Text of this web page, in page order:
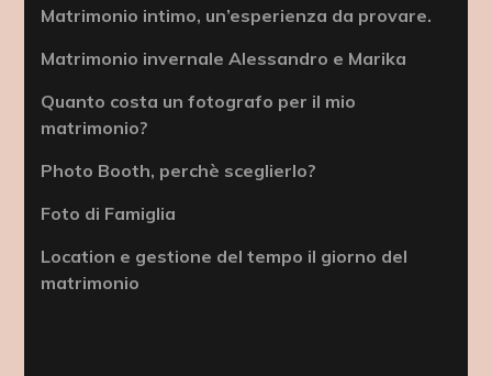
Matrimonio intimo, un’esperienza da provare.
Matrimonio invernale Alessandro e Marika
Quanto costa un fotografo per il mio
matrimonio?
Photo Booth, perchè sceglierlo?
Foto di Famiglia
Location e gestione del tempo il giorno del
matrimonio